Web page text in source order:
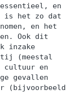
en
is het zo dat
en het
Ook dit
inzake
(meestal
cultuur en
gevallen
(bijvoorbeeld